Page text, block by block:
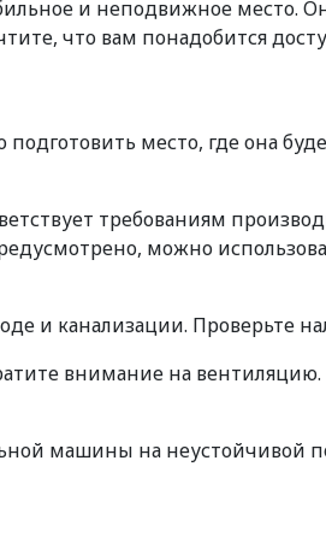
и неподвижное
что вам понадобится
место, где она
требованиям
можно
и канализации. Проверьте
внимание на
машины на